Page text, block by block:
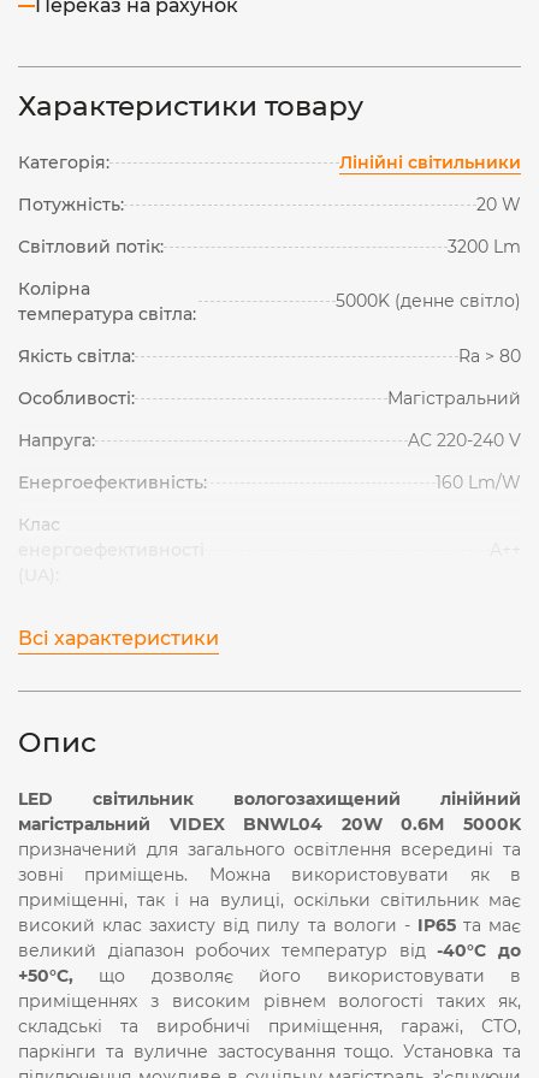
Переказ на рахунок
Характеристики товару
Категорія:
Лінійні світильники
Потужність:
20 W
Світловий потік:
3200 Lm
Колірна
температура світла:
5000K (денне світло)
Якість світла:
Ra > 80
Особливості:
Магістральний
Напруга:
AC 220-240 V
Енергоефективність:
160 Lm/W
Клас
Всі характеристики
Опис
LED світильник вологозахищений лінійний
магістральний VIDEX BNWL04 20W 0.6М 5000K
призначений для загального освітлення всередині та
зовні приміщень. Можна використовувати як в
приміщенні, так і на вулиці, оскільки світильник має
високий клас захисту від пилу та вологи - IP65та має
великий діапазон робочих температур від-40°С до
+50°С, що дозволяє його використовувати в
приміщеннях з високим рівнем вологості таких як,
складські та виробничі приміщення, гаражі, СТО,
паркінги та вуличне застосування тощо. Установка та